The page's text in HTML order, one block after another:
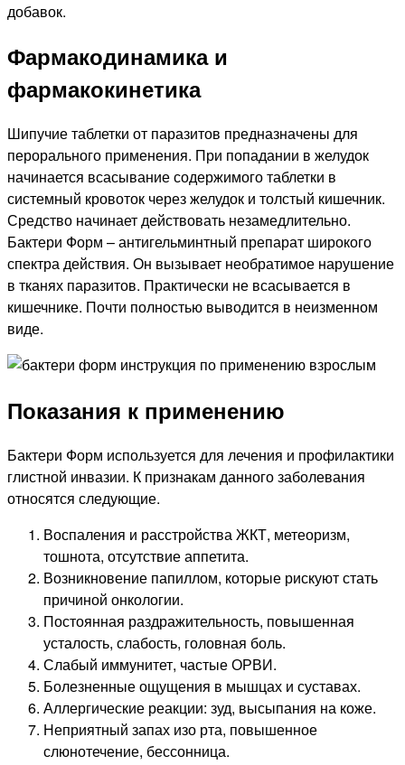
добавок.
Фармакодинамика и
фармакокинетика
Шипучие таблетки от паразитов предназначены для
перорального применения. При попадании в желудок
начинается всасывание содержимого таблетки в
системный кровоток через желудок и толстый кишечник.
Средство начинает действовать незамедлительно.
Бактери Форм – антигельминтный препарат широкого
спектра действия. Он вызывает необратимое нарушение
в тканях паразитов. Практически не всасывается в
кишечнике. Почти полностью выводится в неизменном
виде.
Показания к применению
Бактери Форм используется для лечения и профилактики
глистной инвазии. К признакам данного заболевания
относятся следующие.
Воспаления и расстройства ЖКТ, метеоризм,
тошнота, отсутствие аппетита.
Возникновение папиллом, которые рискуют стать
причиной онкологии.
Постоянная раздражительность, повышенная
усталость, слабость, головная боль.
Слабый иммунитет, частые ОРВИ.
Болезненные ощущения в мышцах и суставах.
Аллергические реакции: зуд, высыпания на коже.
Неприятный запах изо рта, повышенное
слюнотечение, бессонница.